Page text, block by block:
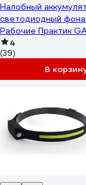
Налобный
светодиодный
Рабочие Практик
сенсорный, microUSB
Б0052318
4
(39)
В